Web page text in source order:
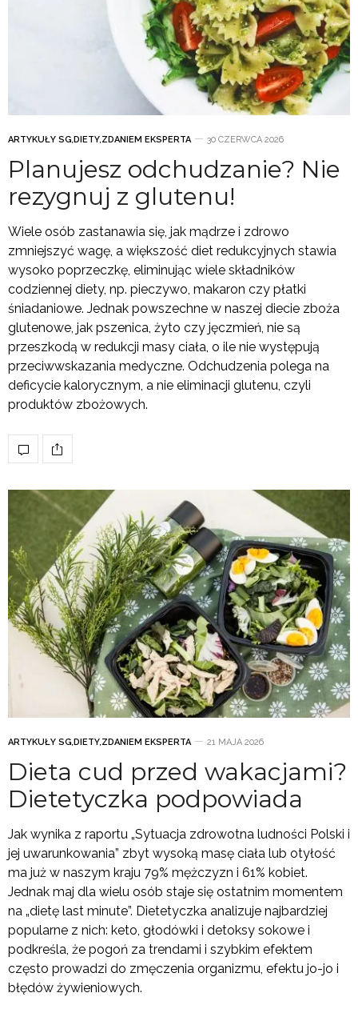
ARTYKUŁY SG,DIETY,ZDANIEM EKSPERTA 30 CZERWCA 2026
Planujesz odchudzanie? Nie
rezygnuj z glutenu!
Wiele osób zastanawia się, jak mądrze i zdrowo
zmniejszyć wagę, a większość diet redukcyjnych stawia
wysoko poprzeczkę, eliminując wiele składników
codziennej diety, np. pieczywo, makaron czy płatki
śniadaniowe. Jednak powszechne w naszej diecie zboża
glutenowe, jak pszenica, żyto czy jęczmień, nie są
przeszkodą w redukcji masy ciała, o ile nie występują
przeciwwskazania medyczne. Odchudzenia polega na
deficycie kalorycznym, a nie eliminacji glutenu, czyli
produktów zbożowych.
ARTYKUŁY SG,DIETY,ZDANIEM EKSPERTA 21 MAJA 2026
Dieta cud przed wakacjami?
Dietetyczka podpowiada
Jak wynika z raportu „Sytuacja zdrowotna ludności Polski i
jej uwarunkowania” zbyt wysoką masę ciała lub otyłość
ma już w naszym kraju 79% mężczyzn i 61% kobiet.
Jednak maj dla wielu osób staje się ostatnim momentem
na „dietę last minute”. Dietetyczka analizuje najbardziej
popularne z nich: keto, głodówki i detoksy sokowe i
podkreśla, że pogoń za trendami i szybkim efektem
często prowadzi do zmęczenia organizmu, efektu jo-jo i
błędów żywieniowych.